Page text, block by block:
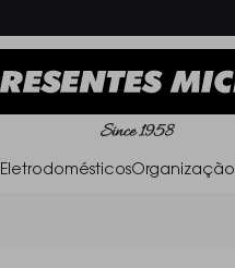
EletrodomésticosOrganização